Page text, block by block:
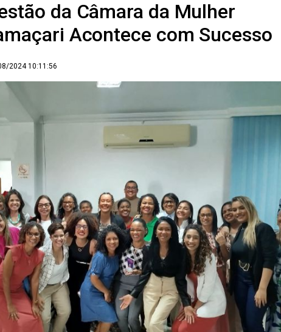
da Câmara da Mulher
Acontece com Sucesso
2024 10:11:56